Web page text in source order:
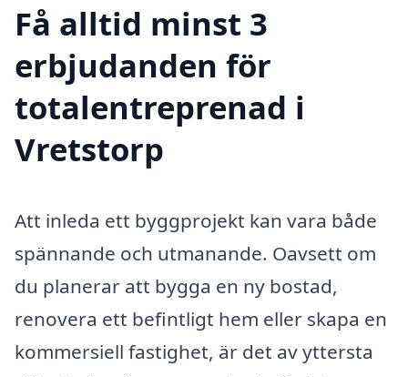
Få alltid minst 3
erbjudanden för
totalentreprenad i
Vretstorp
Att inleda ett byggprojekt kan vara både
spännande och utmanande. Oavsett om
du planerar att bygga en ny bostad,
renovera ett befintligt hem eller skapa en
kommersiell fastighet, är det av yttersta